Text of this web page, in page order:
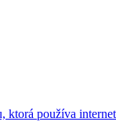
používa